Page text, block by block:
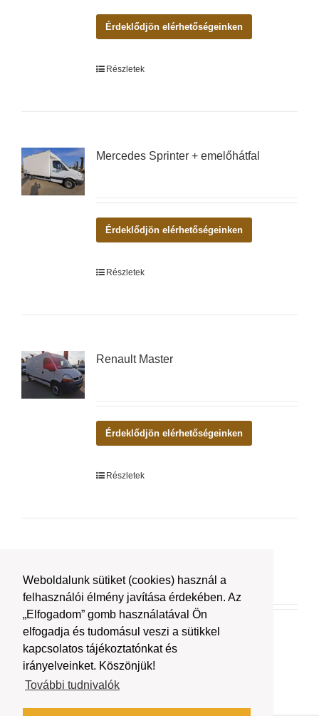
Weboldalunk sütiket (cookies) használ a
felhasználói élmény javítása érdekében. Az
„Elfogadom” gomb használatával Ön
elfogadja és tudomásul veszi a sütikkel
kapcsolatos tájékoztatónkat és
irányelveinket. Köszönjük!
További tudnivalók
Érdeklődjön elérhetőségeinken
Részletek
Mercedes Sprinter + emelőhátfal
Érdeklődjön elérhetőségeinken
Részletek
Renault Master
Érdeklődjön elérhetőségeinken
Részletek
Érdeklődjön elérhetőségeinken
Részletek